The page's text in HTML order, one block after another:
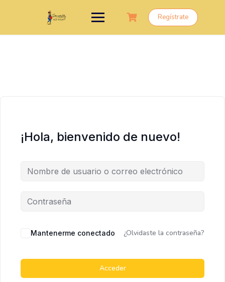
Regístrate
¡Hola, bienvenido de nuevo!
Mantenerme conectado ¿Olvidaste la contraseña?
Acceder